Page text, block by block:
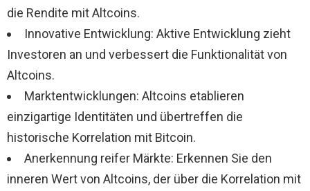
die Rendite mit Altcoins.
Innovative Entwicklung: Aktive Entwicklung zieht
Investoren an und verbessert die Funktionalität von
Altcoins.
Marktentwicklungen: Altcoins etablieren
einzigartige Identitäten und übertreffen die
historische Korrelation mit Bitcoin.
Anerkennung reifer Märkte: Erkennen Sie den
inneren Wert von Altcoins, der über die Korrelation mit